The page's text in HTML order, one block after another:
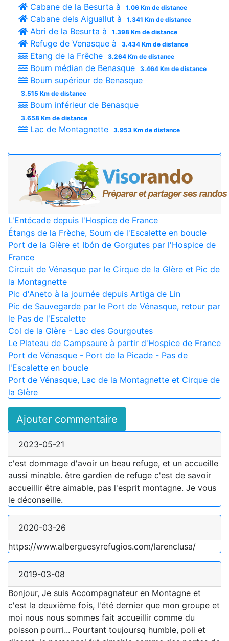
Cabane de la Besurta à 1.06 Km de distance
Cabane dels Aiguallut à 1.341 Km de distance
Abri de la Besurta à 1.398 Km de distance
Refuge de Venasque à 3.434 Km de distance
Etang de la Frêche 3.264 Km de distance
Boum médian de Benasque 3.464 Km de distance
Boum supérieur de Benasque
3.515 Km de distance
Boum inférieur de Benasque
3.658 Km de distance
Lac de Montagnette 3.953 Km de distance
L'Entécade depuis l'Hospice de France
Étangs de la Frèche, Soum de l'Escalette en boucle
Port de la Glère et Ibón de Gorgutes par l'Hospice de
France
Circuit de Vénasque par le Cirque de la Glère et Pic de
la Montagnette
Pic d'Aneto à la journée depuis Artiga de Lin
Pic de Sauvegarde par le Port de Vénasque, retour par
le Pas de l'Escalette
Col de la Glère - Lac des Gourgoutes
Le Plateau de Campsaure à partir d'Hospice de France
Port de Vénasque - Port de la Picade - Pas de
l'Escalette en boucle
Port de Vénasque, Lac de la Montagnette et Cirque de
la Glère
Ajouter commentaire
2023-05-21
c'est dommage d'avoir un beau refuge, et un accueille
aussi minable. être gardien de refuge c'est de savoir
accueillir être aimable, pas l'esprit montagne. Je vous
le déconseille.
2020-03-26
https://www.alberguesyrefugios.com/larenclusa/
2019-03-08
Bonjour, Je suis Accompagnateur en Montagne et
c'est la deuxième fois, l'été dernier que mon groupe et
moi nous nous sommes fait accueillir comme du
poisson pourri... Pourtant toujoursq humble, poli et